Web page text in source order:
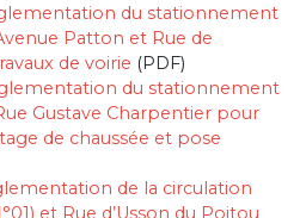
du stationnement
Patton et Rue de
de voirie (PDF)
du stationnement
Gustave Charpentier pour
de chaussée et pose
de la circulation
et Rue d’Usson du Poitou